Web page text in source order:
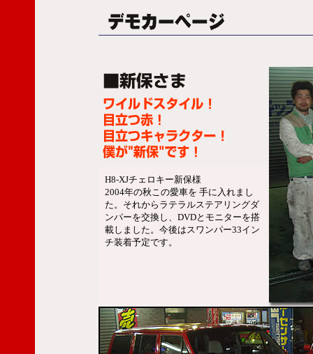
H8-XJチェロキー新保様
2004年の秋この愛車を 手に入れまし
た。それからラテラルステアリングダ
ンパーを交換し、DVDとモニターを搭
載しました。今後はスワンパー33イン
チ装着予定です。